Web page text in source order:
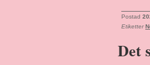
Postad
Etiketter
Det